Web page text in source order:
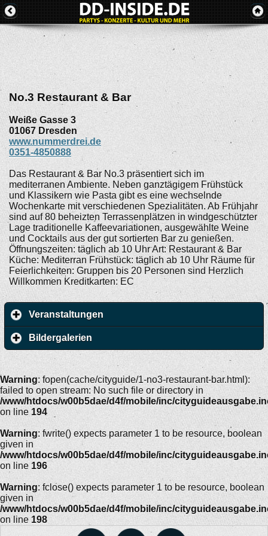
No.3 Restaurant & Bar
Weiße Gasse 3
01067 Dresden
www.nummerdrei.de
0351-4850888
Das Restaurant & Bar No.3 präsentiert sich im
mediterranen Ambiente. Neben ganztägigem Frühstück
und Klassikern wie Pasta gibt es eine wechselnde
Wochenkarte mit verschiedenen Spezialitäten. Ab Frühjahr
sind auf 80 beheizten Terrassenplätzen in windgeschützter
Lage traditionelle Kaffeevariationen, ausgewählte Weine
und Cocktails aus der gut sortierten Bar zu genießen.
Öffnungszeiten: täglich ab 10 Uhr Art: Restaurant & Bar
Küche: Mediterran Frühstück: täglich ab 10 Uhr Räume für
Feierlichkeiten: Gruppen bis 20 Personen sind Herzlich
Willkommen Kreditkarten: EC
Veranstaltungen
Bildergalerien
Warning: fopen(cache/cityguide/1-no3-restaurant-bar.html):
failed to open stream: No such file or directory in
/www/htdocs/w00b5dae/d4f/mobile/inc/
on line 194
Warning: fwrite() expects parameter 1 to be resource, boolean
given in
/www/htdocs/w00b5dae/d4f/mobile/inc/
on line 196
Warning: fclose() expects parameter 1 to be resource, boolean
given in
/www/htdocs/w00b5dae/d4f/mobile/inc/
on line 198